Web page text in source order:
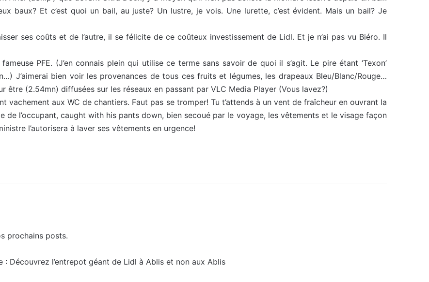
baux? Et c’est quoi un bail, au juste? Un lustre, je vois. Une lurette, c’est évident. Mais un bail? Je
ses coûts et de l’autre, il se félicite de ce coûteux investissement de Lidl. Et je n’ai pas vu Biéro. Il
PFE. (J’en connais plein qui utilise ce terme sans savoir de quoi il s’agit. Le pire étant ‘Texon’
J’aimerai bien voir les provenances de tous ces fruits et légumes, les drapeaux Bleu/Blanc/Rouge…
être (2.54mn) diffusées sur les réseaux en passant par VLC Media Player (Vous lavez?)
vachement aux WC de chantiers. Faut pas se tromper! Tu t’attends à un vent de fraîcheur en ouvrant la
de l’occupant, caught with his pants down, bien secoué par le voyage, les vêtements et le visage façon
l’autorisera à laver ses vêtements en urgence!
prochains posts.
Découvrez l’entrepot géant de Lidl à Ablis et non aux Ablis